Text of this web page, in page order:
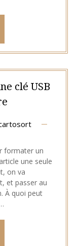
clé USB
formater un
une seule
on va
et passer au
À quoi peut